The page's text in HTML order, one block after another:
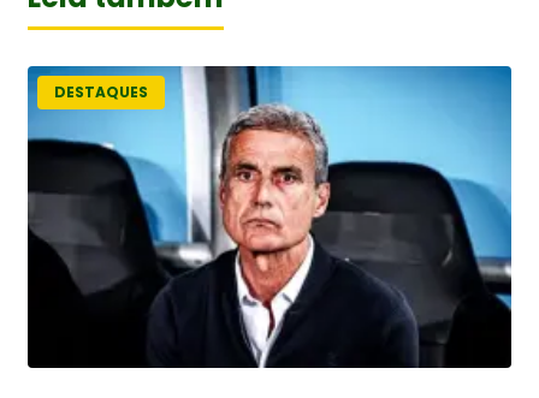
DESTAQUES